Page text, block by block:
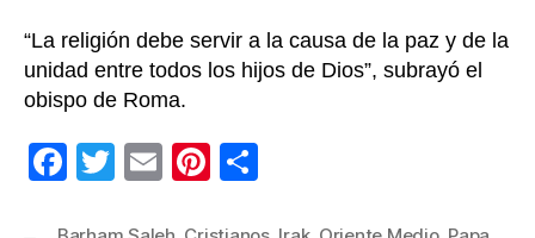
“La religión debe servir a la causa de la paz y de la
unidad entre todos los hijos de Dios”, subrayó el
obispo de Roma.
F
T
E
Pi